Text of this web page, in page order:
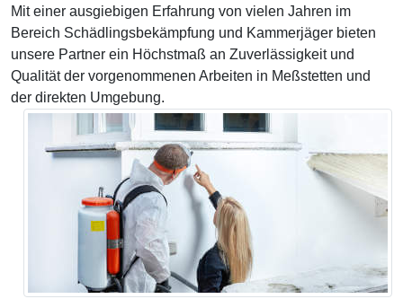
Mit einer ausgiebigen Erfahrung von vielen Jahren im
Bereich Schädlingsbekämpfung und Kammerjäger bieten
unsere Partner ein Höchstmaß an Zuverlässigkeit und
Qualität der vorgenommenen Arbeiten in Meßstetten und
der direkten Umgebung.